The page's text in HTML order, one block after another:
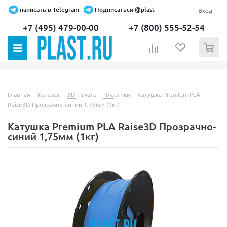
написать в Telegram Подписаться @plast Вход
+7 (495) 479-00-00 +7 (800) 555-52-54
Главная - Каталог - 3D печать - Пластики - Катушка Premium PLA
Raise3D Прозрачно-синий 1,75мм (1кг)
Катушка Premium PLA Raise3D Прозрачно-
синий 1,75мм (1кг)